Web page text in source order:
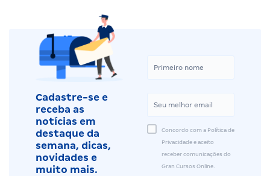
Cadastre-se e
receba as
notícias em
destaque da
semana, dicas,
novidades e
muito mais.
Concordo com a Política de
Privacidade e aceito
receber comunicações do
Gran Cursos Online.